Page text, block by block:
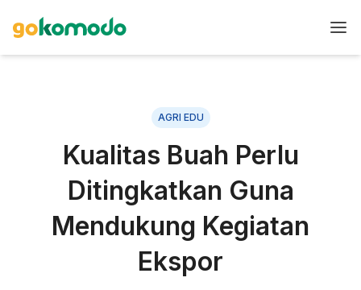
AGRI EDU
Kualitas Buah Perlu
Ditingkatkan Guna
Mendukung Kegiatan
Ekspor